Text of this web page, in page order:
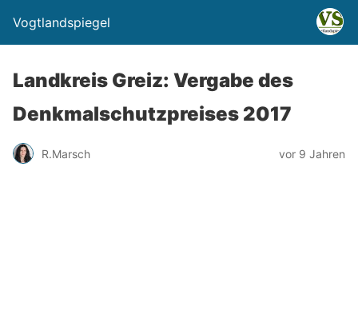
Vogtlandspiegel
Landkreis Greiz: Vergabe des
Denkmalschutzpreises 2017
R.Marsch vor 9 Jahren